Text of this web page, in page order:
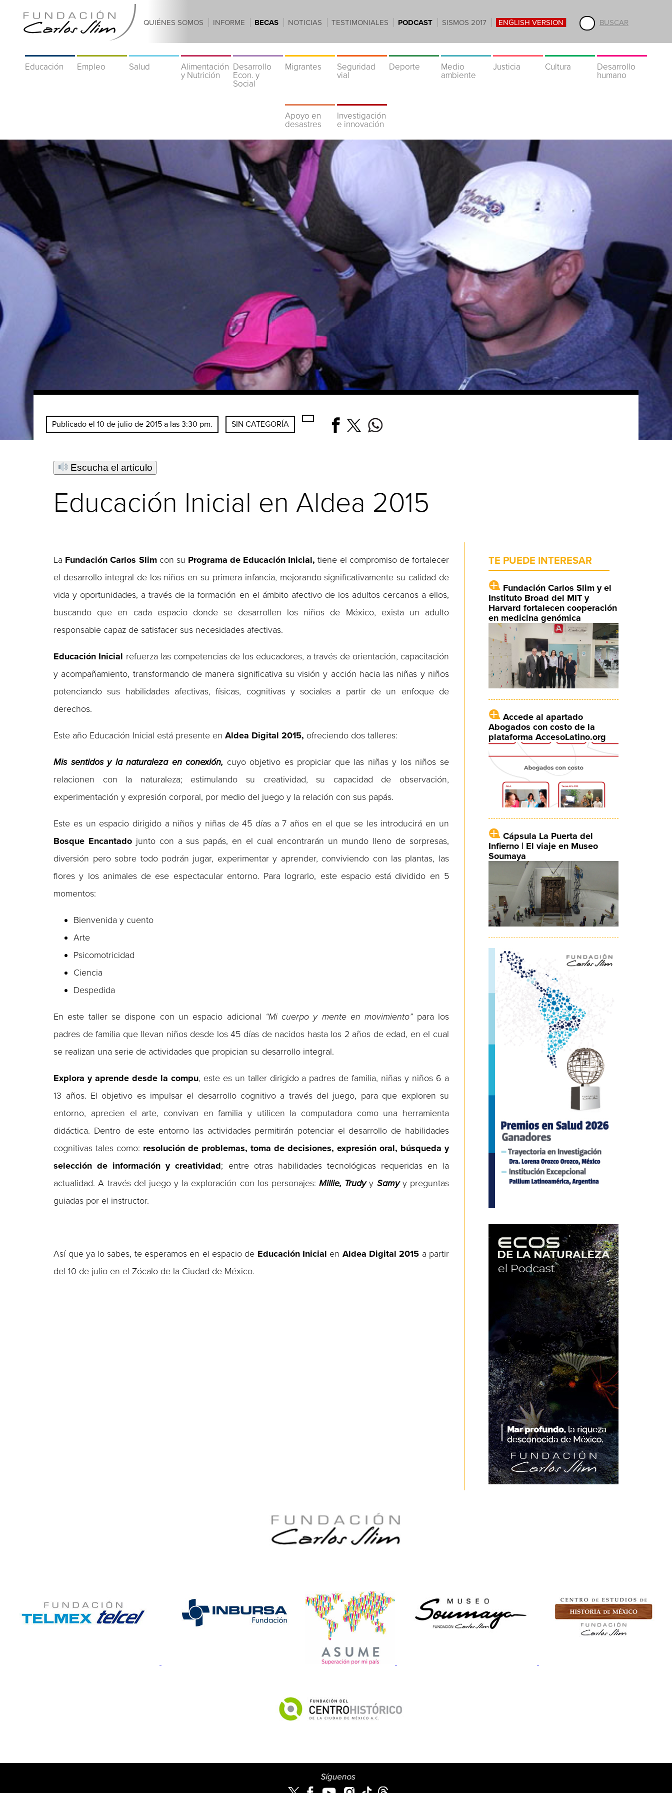
BUSCAR
QUIÉNES SOMOS INFORME BECAS NOTICIAS TESTIMONIALES PODCAST SISMOS 2017 ENGLISH VERSION
Educación Empleo Salud
Alimentación
y Nutrición
Desarrollo
Econ. y
Social
Migrantes
Seguridad
vial
Deporte
Medio
ambiente
Justicia Cultura
Desarrollo
humano
Apoyo en
desastres
Investigación
e innovación
Publicado el 10 de julio de 2015 a las 3:30 pm. SIN CATEGORÍA
Escucha el artículo
Educación Inicial en Aldea 2015
La Fundación Carlos Slimcon su Programa de Educación Inicial, tiene el compromiso de fortalecer
el desarrollo integral de los niños en su primera infancia, mejorando significativamente su calidad de
vida y oportunidades, a través de la formación en el ámbito afectivo de los adultos cercanos a ellos,
buscando que en cada espacio donde se desarrollen los niños de México, exista un adulto
responsable capaz de satisfacer sus necesidades afectivas.
Educación Inicial refuerza las competencias de los educadores, a través de orientación, capacitación
y acompañamiento, transformando de manera significativa su visión y acción hacia las niñas y niños
potenciando sus habilidades afectivas, físicas, cognitivas y sociales a partir de un enfoque de
derechos.
Este año Educación Inicial está presente enAldea Digital 2015, ofreciendo dos talleres:
Mis sentidos y la naturaleza en conexión, cuyo objetivo es propiciar que las niñas y los niños se
relacionen con la naturaleza; estimulando su creatividad, su capacidad de observación,
experimentación y expresión corporal, por medio del juego y la relación con sus papás.
Este es un espacio dirigido a niños y niñas de 45 días a 7 años en el que se les introducirá en un
Bosque Encantado junto con a sus papás, en el cual encontrarán un mundo lleno de sorpresas,
diversión pero sobre todo podrán jugar, experimentar y aprender, conviviendo con las plantas, las
flores y los animales de ese espectacular entorno. Para lograrlo, este espacio está dividido en 5
momentos:
Bienvenida y cuento
Arte
Psicomotricidad
Ciencia
Despedida
En este taller se dispone con un espacio adicional “Mi cuerpo y mente en movimiento” para los
padres de familia que llevan niños desde los 45 días de nacidos hasta los 2 años de edad, en el cual
se realizan una serie de actividades que propician su desarrollo integral.
Explora y aprende desde la compu, este es un taller dirigido a padres de familia, niñas y niños 6 a
13 años. El objetivo es impulsar el desarrollo cognitivo a través del juego, para que exploren su
entorno, aprecien el arte, convivan en familia y utilicen la computadora como una herramienta
didáctica. Dentro de este entorno las actividades permitirán potenciar el desarrollo de habilidades
cognitivas tales como: resolución de problemas, toma de decisiones, expresión oral, búsqueda y
selección de información y creatividad; entre otras habilidades tecnológicas requeridas en la
actualidad. A través del juego y la exploración con los personajes:Millie, Trudyy Samyy preguntas
guiadas por el instructor.
Así que ya lo sabes, te esperamos en el espacio de Educación Inicial en Aldea Digital 2015 a partir
del 10 de julio en el Zócalo de la Ciudad de México.
TE PUEDE INTERESAR
Fundación Carlos Slim y el
Instituto Broad del MIT y
Harvard fortalecen cooperación
en medicina genómica
Accede al apartado
Abogados con costo de la
plataforma AccesoLatino.org
Cápsula La Puerta del
Infierno | El viaje en Museo
Soumaya